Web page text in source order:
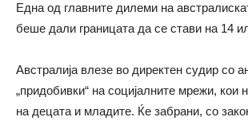
Една од главните дилеми на
беше дали границата да се стави на 14
Австралија влезе во директен судир со
„придобивки“ на социјалните мрежи, кои
на децата и младите. Ќе забрани, со